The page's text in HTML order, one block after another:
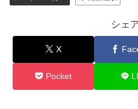
シェ
X
Pocket